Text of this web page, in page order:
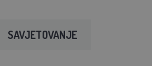
SAVJETOVANJE